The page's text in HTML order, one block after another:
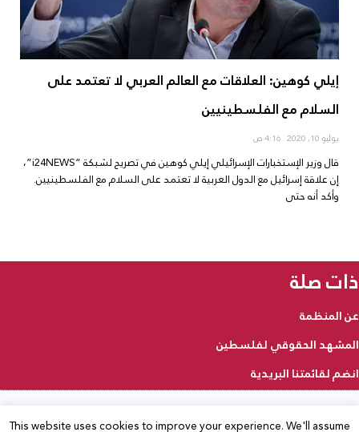
إيلي كوهين: العلاقات مع العالم العربي لا تعتمد على
السلام مع الفلسطينيين
يوليو 10, 2020
قال وزير الإستخبارات الإسرائيلي إيلي كوهين في تصريح لشبكة “i24NEWS”،
إن علاقة إسرائيل مع الدول العربية لا تعتمد على السلام مع الفلسطينيين.
وأكد أنه حتى
ذات صلة
عن المنظمة
المشهد الحقوقي لفلسطين
انضم لقائمتنا البريدية
This website uses cookies to improve your experience. We'll assume